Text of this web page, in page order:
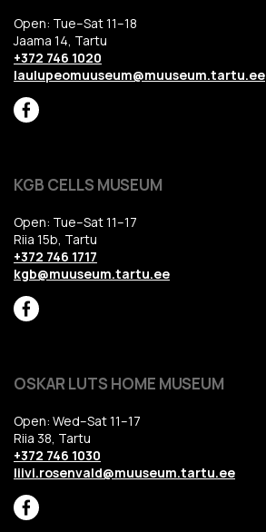
Open: Tue–Sat 11–18
Jaama 14, Tartu
+372 746 1020
laulupeomuuseum@muuseum.tartu.ee
KGB CELLS MUSEUM
Open: Tue–Sat 11–17
Riia 15b, Tartu
+372 746 1717
kgb@muuseum.tartu.ee
OSKAR LUTS HOME MUSEUM
Open: Wed–Sat 11–17
Riia 38, Tartu
+372 746 1030
liivi.rosenvald@muuseum.tartu.ee